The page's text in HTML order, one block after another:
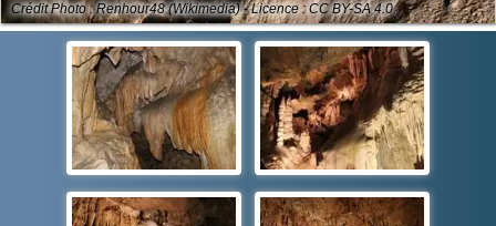
Crédit Photo : Renhour48 (Wikimedia) - Licence : CC BY-SA 4.0